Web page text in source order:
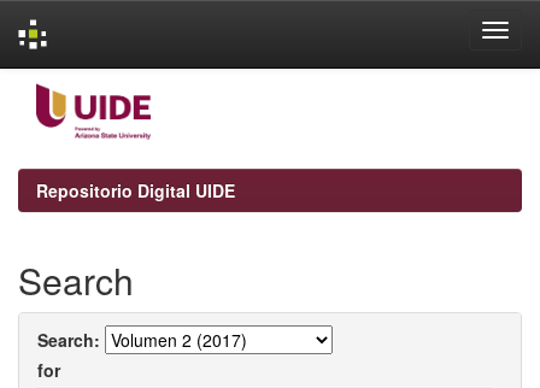
navigation
Repositorio Digital UIDE
Search
Search:
for